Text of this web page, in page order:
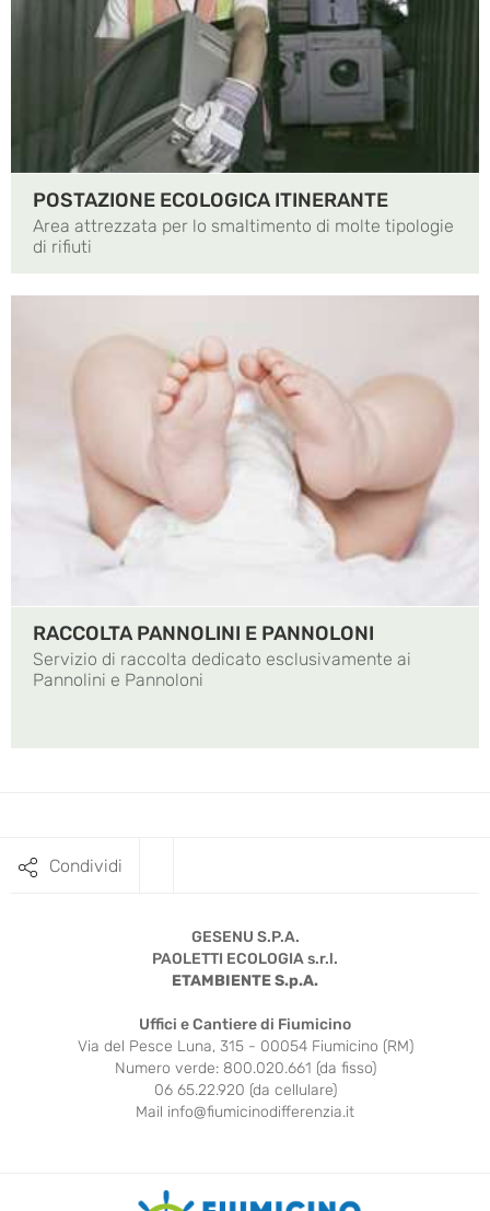
POSTAZIONE ECOLOGICA ITINERANTE
Area attrezzata per lo smaltimento di molte tipologie
di rifiuti
RACCOLTA PANNOLINI E PANNOLONI
Servizio di raccolta dedicato esclusivamente ai
Pannolini e Pannoloni
Condividi
GESENU S.P.A.
PAOLETTI ECOLOGIA s.r.l.
ETAMBIENTE S.p.A.
Uffici e Cantiere di Fiumicino
Via del Pesce Luna, 315 - 00054 Fiumicino (RM)
Numero verde: 800.020.661 (da fisso)
06 65.22.920 (da cellulare)
Mail info@fiumicinodifferenzia.it